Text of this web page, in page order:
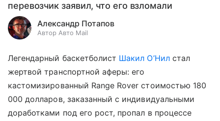
перевозчик заявил, что его взломали
Александр Потапов
Автор Авто Mail
Легендарный баскетболист Шакил О’Нилстал
жертвой транспортной аферы: его
кастомизированный Range Rover стоимостью 180
000 долларов, заказанный с индивидуальными
доработками под его рост, пропал в процессе